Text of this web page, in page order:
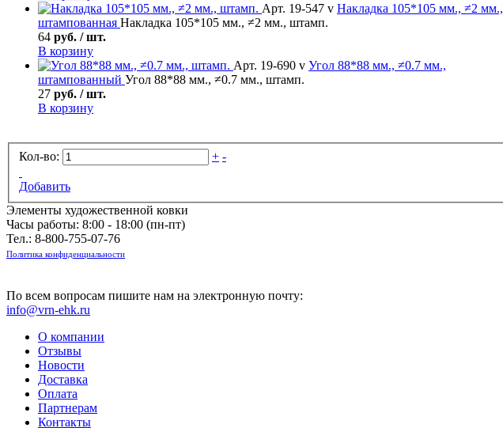
Арт. 19-547 v Накладка 105*105 мм., ≠2 мм.,
штампованная Накладка 105*105 мм., ≠2 мм., штамп.
64 руб. / шт.
В корзину
Арт. 19-690 v Угол 88*88 мм., ≠0.7 мм.,
штампованный Угол 88*88 мм., ≠0.7 мм., штамп.
27 руб. / шт.
В корзину
Кол-во: + -
Добавить
Элементы художественной ковки
Часы работы: 8:00 - 18:00 (пн-пт)
Тел.: 8-800-755-07-76
Политика конфиденциальности
По всем вопросам пишите нам на электронную почту:
info@vrn-ehk.ru
О компании
Отзывы
Новости
Доставка
Оплата
Партнерам
Контакты